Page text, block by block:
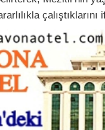
çalıştıklarını